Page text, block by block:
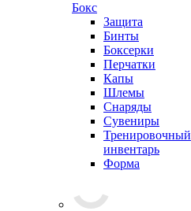
Бокс
Защита
Бинты
Боксерки
Перчатки
Капы
Шлемы
Снаряды
Сувениры
Тренировочный
инвентарь
Форма